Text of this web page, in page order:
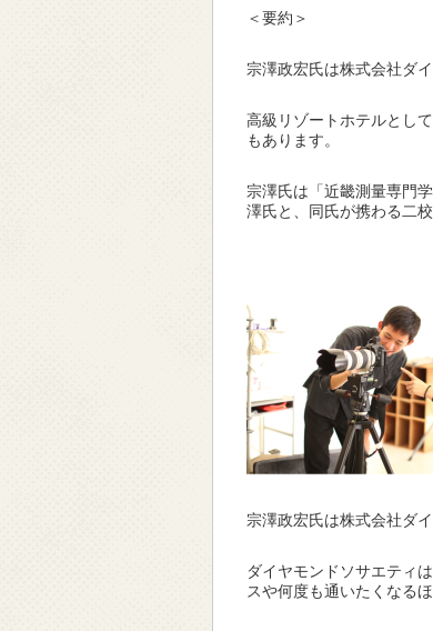
＜要約＞
宗澤政宏氏は株式会社ダ
高級リゾートホテルとし
もあります。
宗澤氏は「近畿測量専門
澤氏と、同氏が携わる二
宗澤政宏氏は株式会社ダ
ダイヤモンドソサエティ
スや何度も通いたくなる